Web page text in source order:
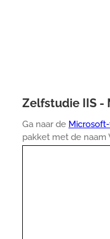
Zelfstudie IIS -
Ga naar de
pakket met de naam